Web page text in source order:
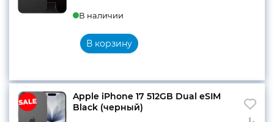
В наличии
В корзину
Apple iPhone 17 512GB Dual eSIM
Black (черный)